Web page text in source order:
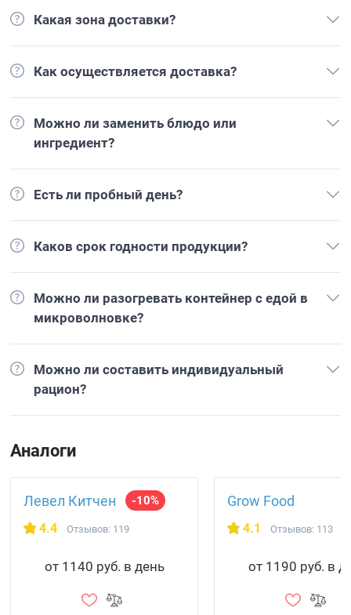
Какая зона доставки?
Как осуществляется доставка?
Можно ли заменить блюдо или
ингредиент?
Есть ли пробный день?
Каков срок годности продукции?
Можно ли разогревать контейнер с едой в
микроволновке?
Можно ли составить индивидуальный
рацион?
Аналоги
Левел Китчен -10%
4.4 Отзывов: 119
от 1140 руб. в день
Grow Food
4.1 Отзывов: 113
от 1190 руб. в